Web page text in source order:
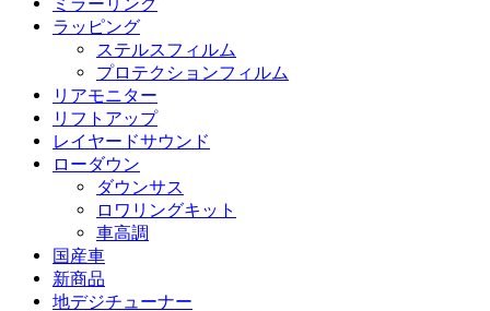
ミラーリング
ラッピング
ステルスフィルム
プロテクションフィルム
リアモニター
リフトアップ
レイヤードサウンド
ローダウン
ダウンサス
ロワリングキット
車高調
国産車
新商品
地デジチューナー